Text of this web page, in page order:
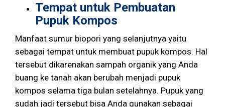
Tempat untuk Pembuatan
Pupuk Kompos
Manfaat sumur biopori yang selanjutnya yaitu
sebagai tempat untuk membuat pupuk kompos. Hal
tersebut dikarenakan sampah organik yang Anda
buang ke tanah akan berubah menjadi pupuk
kompos selama tiga bulan setelahnya. Pupuk yang
sudah jadi tersebut bisa Anda gunakan sebagai